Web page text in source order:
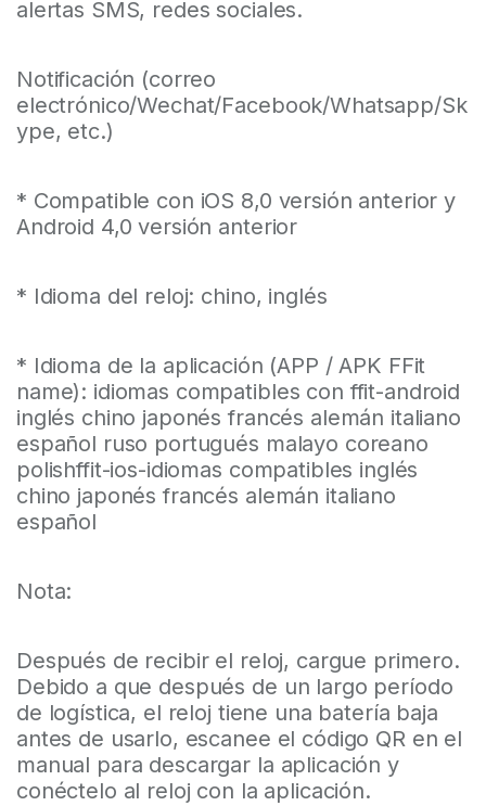
alertas SMS, redes sociales.
Notificación (correo
electrónico/Wechat/Facebook/Whatsapp/Sk
ype, etc.)
* Compatible con iOS 8,0 versión anterior y
Android 4,0 versión anterior
* Idioma del reloj: chino, inglés
* Idioma de la aplicación (APP / APK FFit
name): idiomas compatibles con ffit-android
inglés chino japonés francés alemán italiano
español ruso portugués malayo coreano
polishffit-ios-idiomas compatibles inglés
chino japonés francés alemán italiano
español
Nota:
Después de recibir el reloj, cargue primero.
Debido a que después de un largo período
de logística, el reloj tiene una batería baja
antes de usarlo, escanee el código QR en el
manual para descargar la aplicación y
conéctelo al reloj con la aplicación.